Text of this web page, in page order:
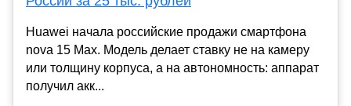
Huawei начала российские продажи смартфона
nova 15 Max. Модель делает ставку не на камеру
или толщину корпуса, а на автономность: аппарат
получил акк...